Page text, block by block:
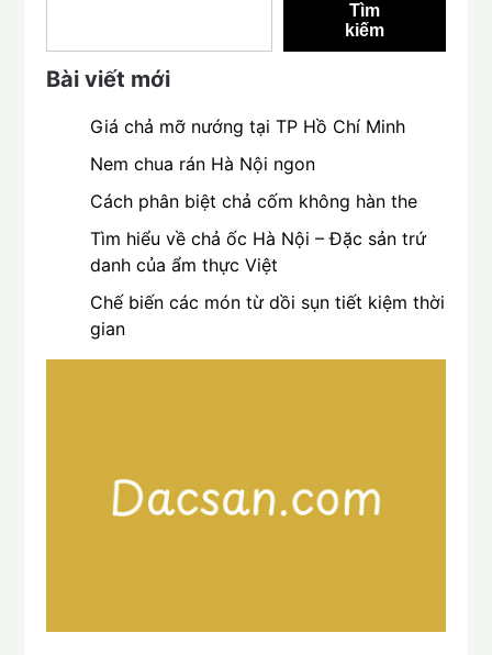
Tìm
kiếm
Bài viết mới
Giá chả mỡ nướng tại TP Hồ Chí Minh
Nem chua rán Hà Nội ngon
Cách phân biệt chả cốm không hàn the
Tìm hiểu về chả ốc Hà Nội – Đặc sản trứ
danh của ẩm thực Việt
Chế biến các món từ dồi sụn tiết kiệm thời
gian